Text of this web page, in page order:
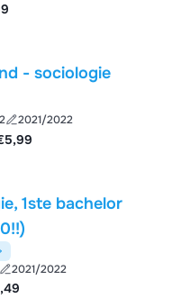
- sociologie
2021/2022
1ste bachelor
2021/2022